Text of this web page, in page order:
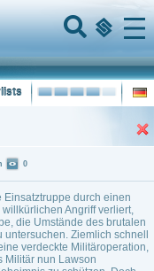
Menu
durch einen
Angriff verliert,
die Umstände des brutalen
Ziemlich schnell
verdeckte Militäroperation,
Militär nun Lawson
0